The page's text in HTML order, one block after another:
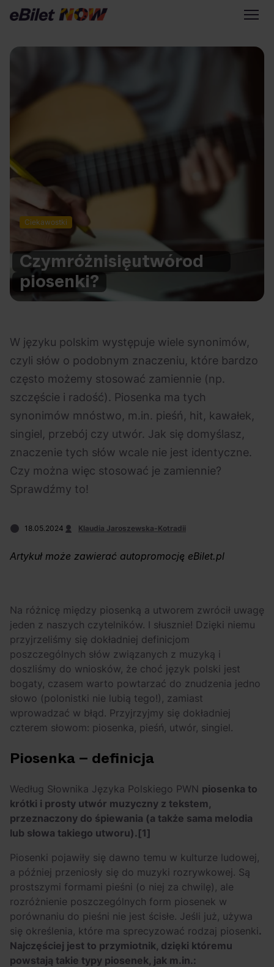
Tylko na eBilet
Na czasie
06.08.2026
Kto jest
prawdziwym fanem
Chivasa?
Aplikacja
KAMAAAN nową
inicjatywą eBilet
jednoczącą fanów
OFF Festival 2026 – High Five: pięć
rapie [czerwiec i
lipiec 2026]
Warto sprawdzić na eBilet
Scena Główna
Scena Impostora
Historia jednej piosenki
Poza nurtem
Poznaj Polskę
Kultura Osobista
Ciekawostki
Czymróżnisięutwórod
piosenki?
W języku polskim występuje wiele synonimów,
czyli słów o podobnym znaczeniu, które bardzo
często możemy stosować zamiennie (np.
szczęście i radość). Piosenka ma tych
synonimów mnóstwo, m.in. pieśń, hit, kawałek,
singiel, przebój czy utwór. Jak się domyślasz,
znaczenie tych słów wcale nie jest identyczne.
Czy można więc stosować je zamiennie?
Sprawdźmy to!
18.05.2024 Klaudia Jaroszewska-Kotradii
Artykuł może zawierać autopromocję eBilet.pl
Na różnicę między piosenką a utworem zwrócił uwagę
jeden z naszych czytelników. I słusznie! Dzięki niemu
przyjrzeliśmy się dokładniej definicjom
poszczególnych słów związanych z muzyką i
doszliśmy do wniosków, że choć język polski jest
bogaty, czasem warto powtarzać do znudzenia jedno
słowo (polonistki nie lubią tego!), zamiast
wprowadzać w błąd. Przyjrzyjmy się dokładniej
czterem słowom: piosenka, pieśń, utwór, singiel.
Piosenka – definicja
Według Słownika Języka Polskiego PWN piosenka to
krótki i prosty utwór muzyczny z tekstem,
przeznaczony do śpiewania (a także sama melodia
lub słowa takiego utworu).[1]
Piosenki pojawiły się dawno temu w kulturze ludowej,
a później przeniosły się do muzyki rozrywkowej. Są
prostszymi formami pieśni (o niej za chwilę), ale
rozróżnienie poszczególnych form piosenek w
porównaniu do pieśni nie jest ścisłe. Jeśli już, używa
się określenia, które ma sprecyzować rodzaj piosenki.
Najczęściej jest to przymiotnik, dzięki któremu
powstają takie typy piosenek, jak m.in.: